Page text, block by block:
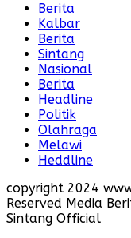
Berita
Kalbar
Berita
Sintang
Nasional
Berita
Headline
Politik
Olahraga
Melawi
Heddline
copyright 2024
Reserved Media
Sintang Official